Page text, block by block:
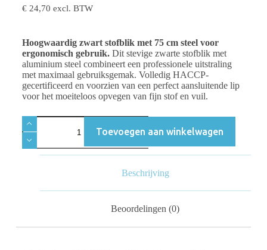
€24,70 excl. BTW
Hoogwaardig zwart stofblik met 75 cm steel voor
ergonomisch gebruik.Dit stevige zwarte stofblik met
aluminium steel combineert een professionele uitstraling
met maximaal gebruiksgemak. Volledig HACCP-
gecertificeerd en voorzien van een perfect aansluitende lip
voor het moeiteloos opvegen van fijn stof en vuil.
Toevoegen aan winkelwagen
Beschrijving
Beoordelingen (0)